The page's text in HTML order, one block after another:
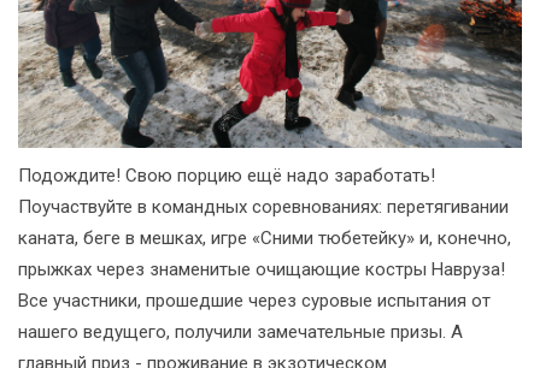
Подождите! Свою порцию ещё надо заработать!
Поучаствуйте в командных соревнованиях: перетягивании
каната, беге в мешках, игре «Сними тюбетейку» и, конечно,
прыжках через знаменитые очищающие костры Навруза!
Все участники, прошедшие через суровые испытания от
нашего ведущего, получили замечательные призы. А
главный приз - проживание в экзотическом